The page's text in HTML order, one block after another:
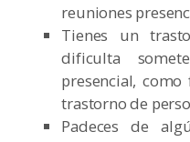
reuniones
Tienes un
dificulta
presencial,
trastorno de
Padeces de